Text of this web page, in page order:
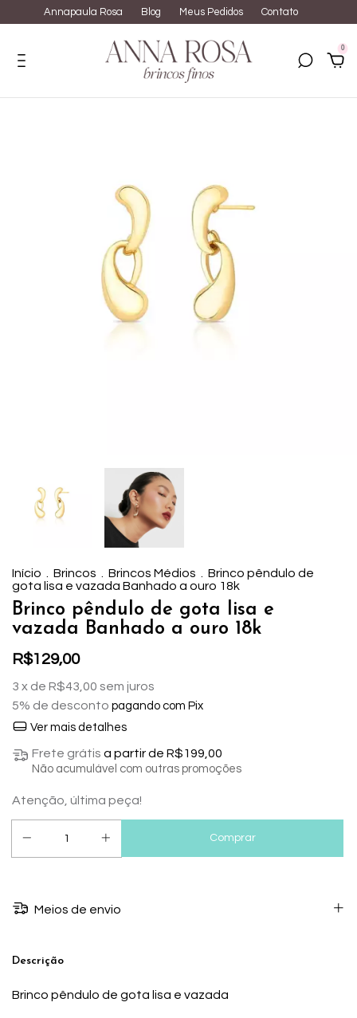
Annapaula Rosa Blog Meus Pedidos Contato
0
Início Brincos Brincos Médios
Brinco pêndulo de
gota lisa e vazada Banhado a ouro 18k
Brinco pêndulo de gota lisa e
vazada Banhado a ouro 18k
R$129,00
3 x de R$43,00 sem juros
5% de desconto pagando com Pix
Ver mais detalhes
Frete grátis a partir deR$199,00
Não acumulável com outras promoções
Atenção, última peça!
Meios de envio
Descrição
Brinco pêndulo de gota lisa e vazada